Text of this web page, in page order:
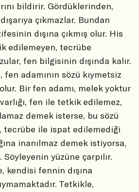
bildirir. Gördüklerinden,
çıkmazlar. Bundan
dışına çıkmış olur. His
edilemeyen, tecrübe
fen bilgisinin dışında kalır.
fen adamının sözü kıymetsiz
Bir fen adamı, melek yoktur
fen ile tetkik edilemez,
demek isterse, bu sözü
tecrübe ile ispat edilemediği
inanılmaz demek istiyorsa,
yüzüne çarpılır.
kendisi fennin dışına
Tetkikle,